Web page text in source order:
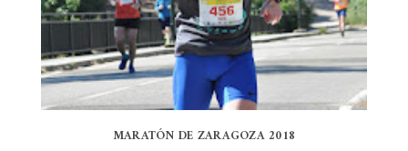
MARATÓN DE ZARAGOZA 2018